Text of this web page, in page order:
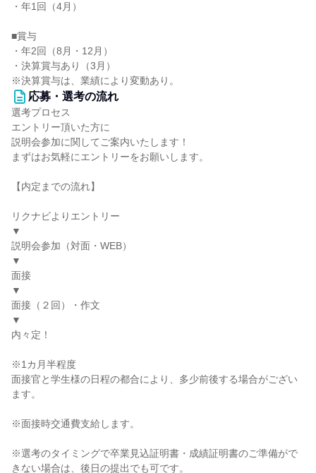
・年1回（4月）
■賞与
・年2回（8月・12月）
・決算賞与あり（3月）
※決算賞与は、業績により変動あり。
応募・選考の流れ
選考プロセス
エントリー頂いた方に
説明会参加に関してご案内いたします！
まずはお気軽にエントリーをお願いします。
【内定までの流れ】
リクナビよりエントリー
▼
説明会参加（対面・WEB）
▼
面接
▼
面接（２回）・作文
▼
内々定！
※1カ月半程度
面接官と学生様の日程の都合により、多少前後する場合がござい
ます。
※面接時交通費支給します。
※選考のタイミングで卒業見込証明書・成績証明書のご準備がで
きない場合は、後日の提出でも可です。